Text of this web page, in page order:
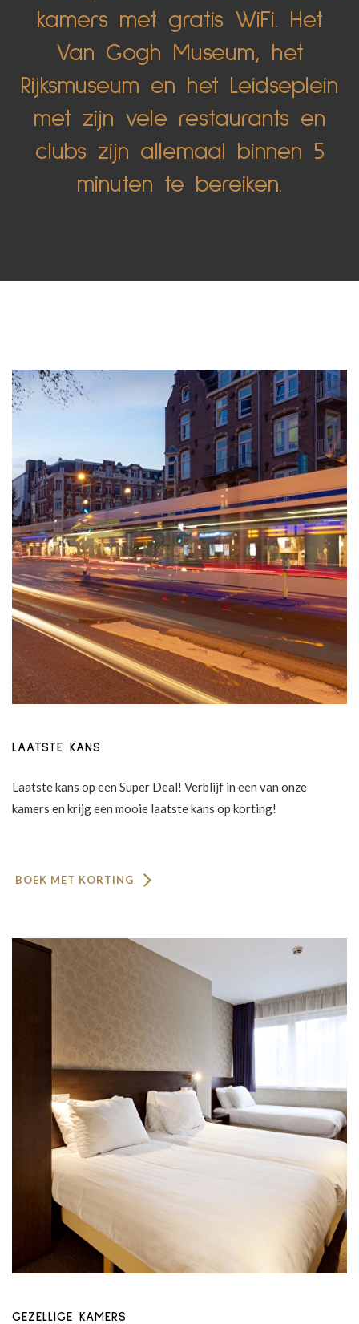
kamers met gratis WiFi. Het
Van Gogh Museum, het
Rijksmuseum en het Leidseplein
met zijn vele restaurants en
clubs zijn allemaal binnen 5
minuten te bereiken.
LAATSTE KANS
Laatste kans op een Super Deal! Verblijf in een van onze
kamers en krijg een mooie laatste kans op korting!
BOEK MET KORTING
GEZELLIGE KAMERS